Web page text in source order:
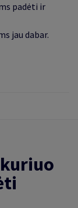
padėti ir
jau dabar.